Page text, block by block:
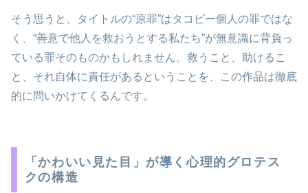
そう思うと、タイトルの“原罪”はタコピー個人の罪ではな
く、“善意で他人を救おうとする私たち”が無意識に背負っ
ている罪そのものかもしれません。救うこと、助けるこ
と、それ自体に責任があるということを、この作品は徹底
的に問いかけてくるんです。
「かわいい見た目」が導く心理的グロテス
クの構造